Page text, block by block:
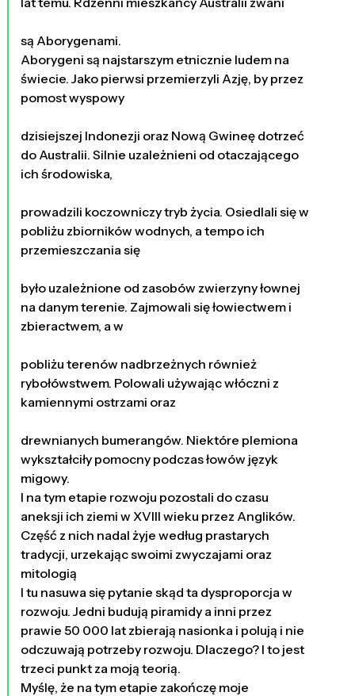
są Aborygenami.
Aborygeni są najstarszym etnicznie ludem na
świecie. Jako pierwsi przemierzyli Azję, by przez
pomost wyspowy
dzisiejszej Indonezji oraz Nową Gwineę dotrzeć
do Australii. Silnie uzależnieni od otaczającego
ich środowiska,
prowadzili koczowniczy tryb życia. Osiedlali się w
pobliżu zbiorników wodnych, a tempo ich
przemieszczania się
było uzależnione od zasobów zwierzyny łownej
na danym terenie. Zajmowali się łowiectwem i
zbieractwem, a w
pobliżu terenów nadbrzeżnych również
rybołówstwem. Polowali używając włóczni z
kamiennymi ostrzami oraz
drewnianych bumerangów. Niektóre plemiona
wykształciły pomocny podczas łowów język
migowy.
I na tym etapie rozwoju pozostali do czasu
aneksji ich ziemi w XVIII wieku przez Anglików.
Część z nich nadal żyje według prastarych
tradycji, urzekając swoimi zwyczajami oraz
mitologią
I tu nasuwa się pytanie skąd ta dysproporcja w
rozwoju. Jedni budują piramidy a inni przez
prawie 50 000 lat zbierają nasionka i polują i nie
odczuwają potrzeby rozwoju. Dlaczego? I to jest
trzeci punkt za moją teorią.
Myślę, że na tym etapie zakończę moje